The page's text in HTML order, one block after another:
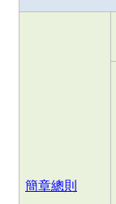
簡章總則